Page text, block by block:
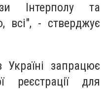
Інтерполу та
всі", - стверджує
запрацює
реєстрації для